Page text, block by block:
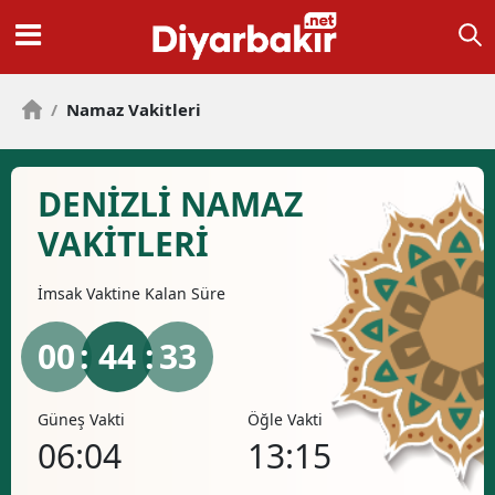
/ Namaz Vakitleri
DENIZLI NAMAZ
VAKİTLERİ
İmsak Vaktine Kalan Süre
00: 44 :32
Güneş Vakti
06:04
Öğle Vakti
13:15